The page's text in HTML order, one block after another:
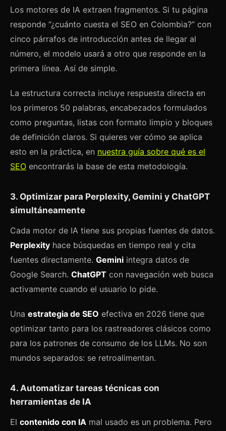
Los motores de IA extraen fragmentos. Si tu página
responde “¿cuánto cuesta el SEO en Colombia?” con
cinco párrafos de introducción antes de llegar al
número, el modelo usará a otro que responde en la
primera línea. Así de simple.
La estructura correcta incluye respuesta directa en
los primeros 50 palabras, encabezados formulados
como preguntas, listas con formato limpio y bloques
de definición claros. Si quieres ver cómo se aplica
esto en la práctica, en nuestra guía sobre qué es el
SEO encontrarás la base de esta metodología.
3. Optimizar para Perplexity, Gemini y ChatGPT
simultáneamente
Cada motor de IA tiene sus propias fuentes de datos.
Perplexity hace búsquedas en tiempo real y cita
fuentes directamente. Gemini integra datos de
Google Search. ChatGPT con navegación web busca
activamente cuando el usuario lo pide.
Una estrategia de SEO efectiva en 2026 tiene que
optimizar tanto para los rastreadores clásicos como
para los patrones de consumo de los LLMs. No son
mundos separados: se retroalimentan.
4. Automatizar tareas técnicas con
herramientas de IA
El contenido con IA mal usado es un problema. Pero